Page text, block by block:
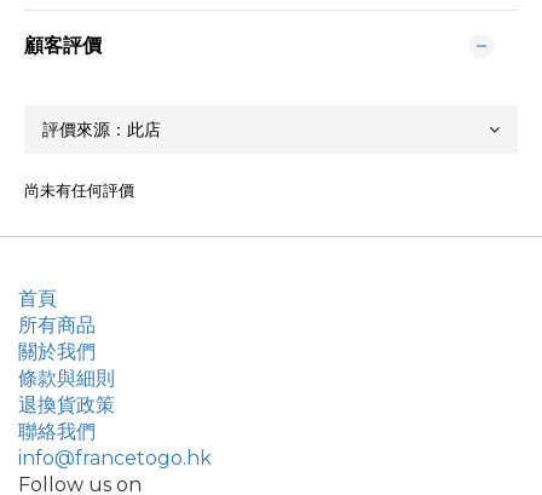
顧客評價
尚未有任何評價
首頁
所有商品
關於我們
條款與細則
退換貨政策
聯絡我們
info@francetogo.hk
Follow us on